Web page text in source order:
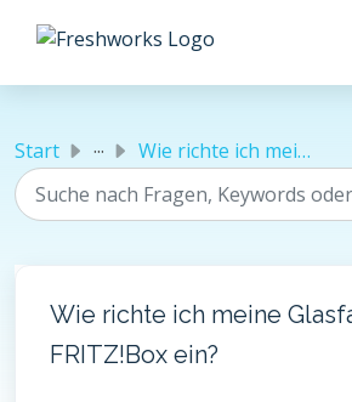
Start ... Wie richte ich meine Glasfaser-FRITZ!Box ein?
Wie richte ich meine
FRITZ!Box ein?